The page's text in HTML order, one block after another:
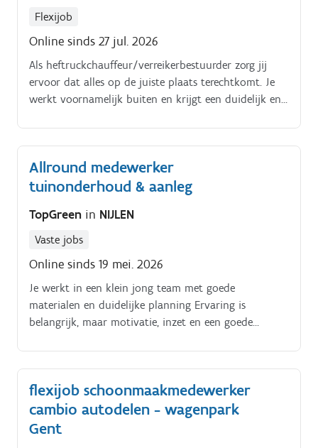
Flexijob
Online sinds 27 jul. 2026
Als heftruckchauffeur/verreikerbestuurder zorg jij
ervoor dat alles op de juiste plaats terechtkomt. Je
werkt voornamelijk buiten en krijgt een duidelijk en
stapelt kisten met de heftruck of verreiker Je helpt
bij het laden en lossen van materialen Je zorgt mee
voor een vlotte en georganiseerde werking op het
terrein Je werkt voornamelijk in de buitenlucht –
dankzij de machines hoef je zelf nauwelijks zwaar
werk te verrichten.
Allround medewerker
tuinonderhoud & aanleg
TopGreen in NIJLEN
Vaste jobs
Online sinds 19 mei. 2026
Je werkt in een klein jong team met goede
materialen en duidelijke planning Ervaring is
belangrijk, maar motivatie, inzet en een goede
flexijob schoonmaakmedewerker
cambio autodelen - wagenpark
Gent